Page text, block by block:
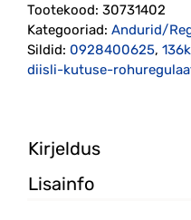
(30731402)
kogus
Tootekood: 30731402
Kategooriad: Andurid/
Sildid: 0928400625,
diisli-kutuse-
Kirjeldus
Lisainfo